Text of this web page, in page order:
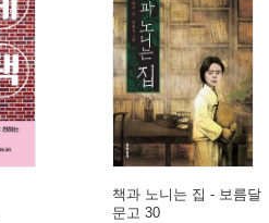
책과 노니는 집 - 보름달
문고 30